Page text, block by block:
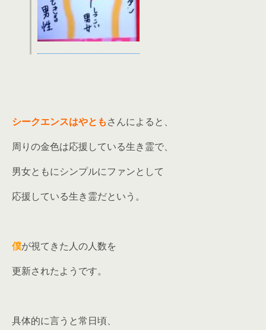
シークエンスはやともさんによると、
周りの金色は応援している生き霊で、
男女ともにシンプルにファンとして
応援している生き霊だという。
僕が視てきた人の人数を
更新されたようです。
具体的に言うと常日頃、